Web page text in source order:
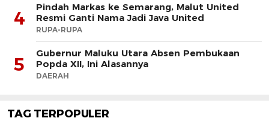
4
Pindah Markas ke Semarang, Malut United
Resmi Ganti Nama Jadi Java United
RUPA-RUPA
5
Gubernur Maluku Utara Absen Pembukaan
Popda XII, Ini Alasannya
DAERAH
TAG TERPOPULER